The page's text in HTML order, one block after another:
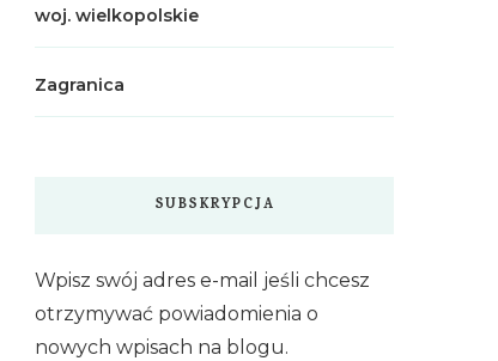
woj. wielkopolskie
Zagranica
SUBSKRYPCJA
Wpisz swój adres e-mail jeśli chcesz
otrzymywać powiadomienia o
nowych wpisach na blogu.